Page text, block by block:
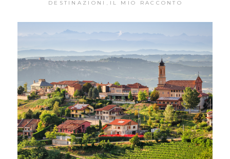
DESTINAZIONI IL MIO RACCONTO